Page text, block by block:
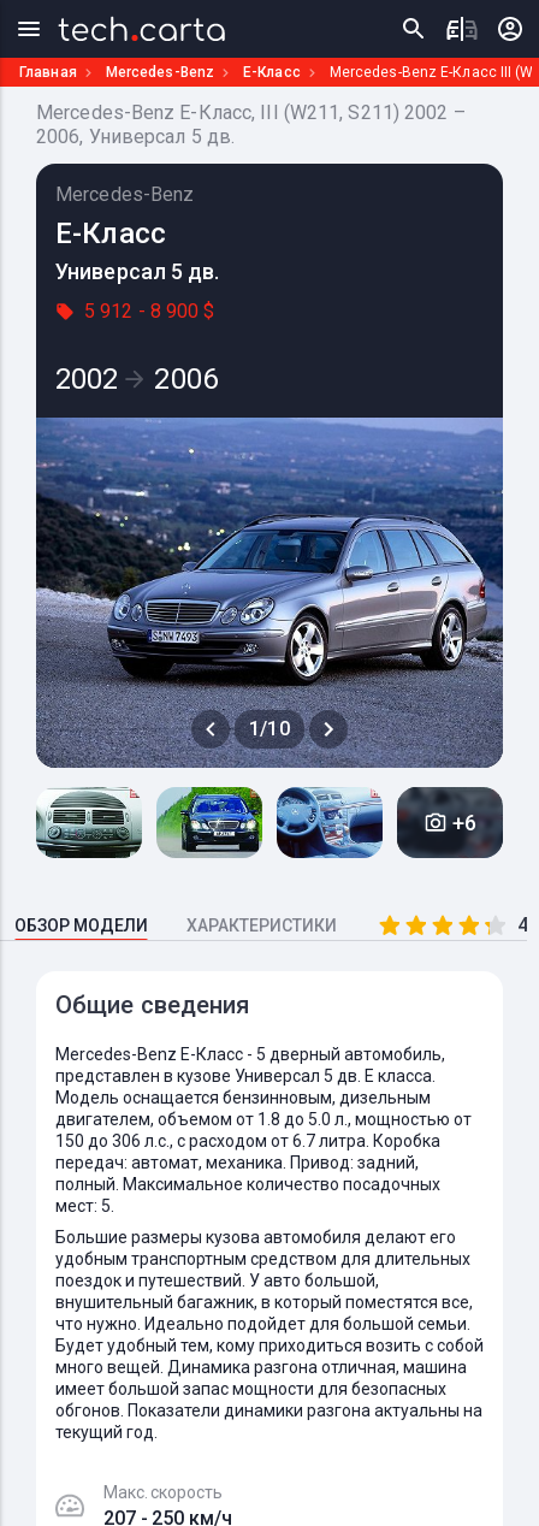
Главная Mercedes-Benz E-Класс Mercedes-Benz E-Класс III
Mercedes-Benz E-Класс, III (W211, S211) 2002 –
2006, Универсал 5 дв.
Mercedes-Benz
E-Класс
Универсал 5 дв.
5 912 - 8 900 $
2002 2006
1/10
+6
ОБЗОР МОДЕЛИ ХАРАКТЕРИСТИКИ
Общие сведения
Mercedes-Benz E-Класс - 5 дверный автомобиль,
представлен в кузове Универсал 5 дв. E класса.
Модель оснащается бензинновым, дизельным
двигателем, объемом от 1.8 до 5.0 л., мощностью от
150 до 306 л.с., с расходом от 6.7 литра. Коробка
передач: автомат, механика. Привод: задний,
полный. Максимальное количество посадочных
мест: 5.
Большие размеры кузова автомобиля делают его
удобным транспортным средством для длительных
поездок и путешествий. У авто большой,
внушительный багажник, в который поместятся все,
что нужно. Идеально подойдет для большой семьи.
Будет удобный тем, кому приходиться возить с собой
много вещей. Динамика разгона отличная, машина
имеет большой запас мощности для безопасных
обгонов. Показатели динамики разгона актуальны на
текущий год.
Макс. скорость
207 - 250 км/ч